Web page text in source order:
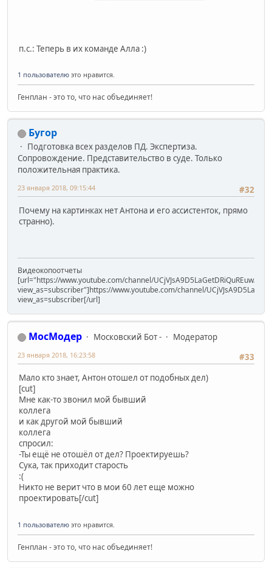
п.с.: Теперь в их команде Алла :)
1 пользователю это нравится.
Генплан - это то, что нас объединяет!
Бугор
Подготовка всех разделов ПД. Экспертиза.
Сопровождение. Представительство в суде. Только
положительная практика.
#32
23 января 2018, 09:15:44
Почему на картинках нет Антона и его ассистенток, прямо
странно).
Видеокопоотчеты
[url="https://www.youtube.com/channel/UCjVJsA9D5LaGetDRiQuREuw/
view_as=subscriber"]https://www.youtube.com/channel/
view_as=subscriber[/url]
МосМодер Московский Бот -
Модератор
#33
23 января 2018, 16:23:58
Мало кто знает, Антон отошел от подобных дел)
[cut]
Мне как-то звонил мой бывший
коллега
и как другой мой бывший
коллега
спросил:
-Ты ещё не отошёл от дел? Проектируешь?
Сyка, так приходит старость
:(
Никто не верит что в мои 60 лет еще можно
проектировать[/cut]
1 пользователю это нравится.
Генплан - это то, что нас объединяет!